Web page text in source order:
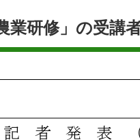
研修」の受講